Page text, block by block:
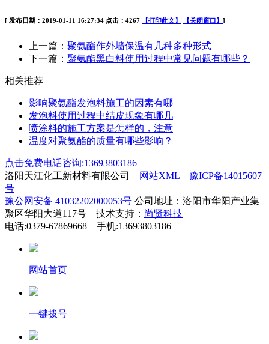
[ 发布日期：2019-01-11 16:27:34 点击：4267 【打印此文】 【关闭窗口】 ]
上一篇： 聚氨酯作外墙保温有几种多种形式
下一篇： 聚氨酯黑白料使用过程中常见问题有哪些？
相关推荐
影响聚氨酯发泡料施工的因素有哪
发泡料使用过程中结皮现象有哪几
喷涂料的施工方案是怎样的，注意
温度对聚氨酯的质量有哪些影响？
点击免费电话咨询:13693803186
洛阳天江化工新材料有限公司
网站XML
豫ICP备14015607
号
豫公网安备 41032202000053号 公司地址：洛阳市华阳产业集
聚区华阳大道117号 技术支持： 尚贤科技
电话:0379-67869668 手机:13693803186
网站首页
一键拨号